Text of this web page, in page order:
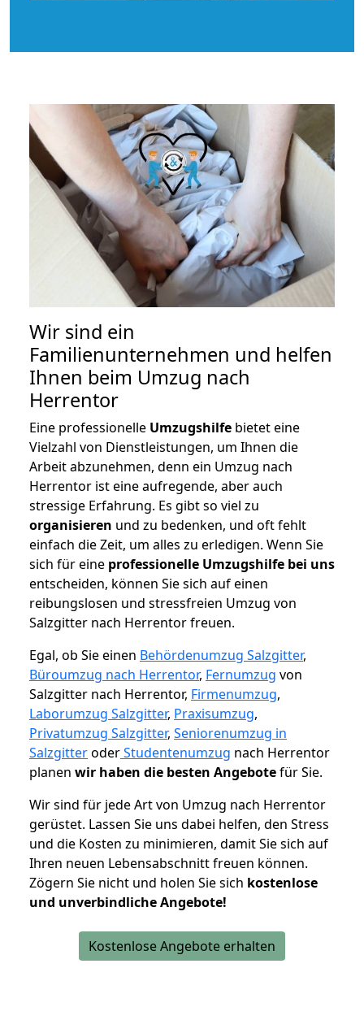
Wir sind ein
Familienunternehmen und helfen
Ihnen beim Umzug nach
Herrentor
Eine professionelle Umzugshilfe bietet eine
Vielzahl von Dienstleistungen, um Ihnen die
Arbeit abzunehmen, denn ein Umzug nach
Herrentor ist eine aufregende, aber auch
stressige Erfahrung. Es gibt so viel zu
organisieren und zu bedenken, und oft fehlt
einfach die Zeit, um alles zu erledigen. Wenn Sie
sich für eine professionelle Umzugshilfe bei uns
entscheiden, können Sie sich auf einen
reibungslosen und stressfreien Umzug von
Salzgitter nach Herrentor freuen.
Egal, ob Sie einen Behördenumzug Salzgitter,
Büroumzug nach Herrentor, Fernumzug von
Salzgitter nach Herrentor, Firmenumzug,
Laborumzug Salzgitter, Praxisumzug,
Privatumzug Salzgitter, Seniorenumzug in
SalzgitteroderStudentenumzug nach Herrentor
planen wir haben die besten Angebotefür Sie.
Wir sind für jede Art von Umzug nach Herrentor
gerüstet. Lassen Sie uns dabei helfen, den Stress
und die Kosten zu minimieren, damit Sie sich auf
Ihren neuen Lebensabschnitt freuen können.
Zögern Sie nicht und holen Sie sich kostenlose
und unverbindliche Angebote!
Kostenlose Angebote erhalten